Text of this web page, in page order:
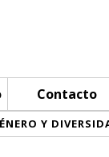
Contacto
Y